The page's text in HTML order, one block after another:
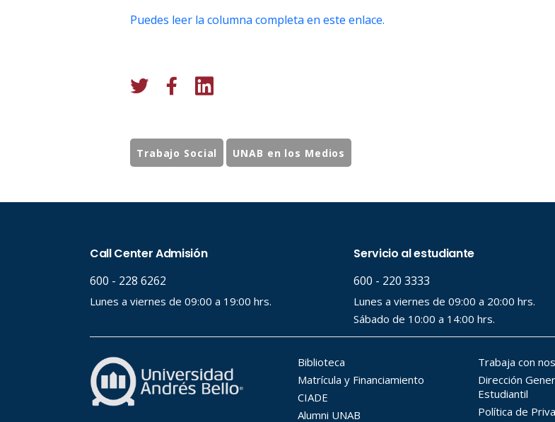
Puedes leer la columna completa en este enlace.
Trabajo Social UNAB en los Medios